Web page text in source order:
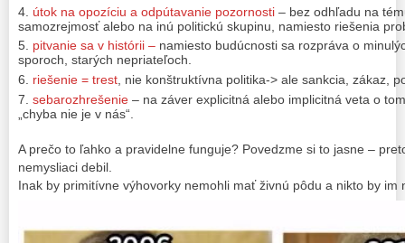
útok na opozíciu a odpútavanie pozornosti – bez odhľadu na
samozrejmosť alebo na inú politickú skupinu, namiesto riešenia
pitvanie sa v histórii – namiesto budúcnosti sa rozpráva o
sporoch, starých nepriateľoch.
riešenie = trest , nie konštruktívna politika-> ale sankcia, zákaz,
sebarozhrešenie – na záver explicitná alebo implicitná veta o
„chyba nie je v nás“.
A prečo to ľahko a pravidelne funguje? Povedzme si to jasne –
nemysliaci debil.
Inak by primitívne výhovorky nemohli mať živnú pôdu a nikto by im